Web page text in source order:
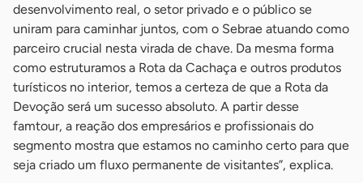
desenvolvimento real, o setor privado e o público se
uniram para caminhar juntos, com o Sebrae atuando como
parceiro crucial nesta virada de chave. Da mesma forma
como estruturamos a Rota da Cachaça e outros produtos
turísticos no interior, temos a certeza de que a Rota da
Devoção será um sucesso absoluto. A partir desse
famtour, a reação dos empresários e profissionais do
segmento mostra que estamos no caminho certo para que
seja criado um fluxo permanente de visitantes”, explica.